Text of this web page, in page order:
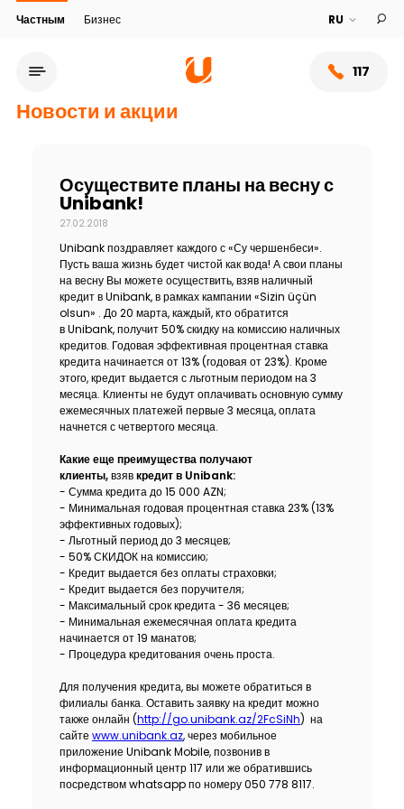
Частным Бизнес
117
Сеть обслуживания
О банке
Устойчивость
Кешбэк
Тарифы
Кадровые ресурсы
Связь с банком
F.A.Q
Новости и акции
Осуществите планы на весну с
Unibank!
27.02.2018
Unibank поздравляет каждого с «Су чершенбеси».
Пусть ваша жизнь будет чистой как вода! А свои планы
на весну Вы можете осуществить, взяв наличный
кредит в Unibank, в рамках кампании «Sizin üçün
olsun» . До 20 марта, каждый, кто обратится
в Unibank, получит 50% скидку на комиссию наличных
кредитов. Годовая эффективная процентная ставка
кредита начинается от 13% (годовая от 23%). Кроме
этого, кредит выдается с льготным периодом на 3
месяца. Клиенты не будут оплачивать основную сумму
ежемесячных платежей первые 3 месяца, оплата
начнется с четвертого месяца.
Какие еще преимущества получают
клиенты,взявкредит в Unibank:
- Сумма кредита до 15 000 AZN;
- Минимальная годовая процентная ставка 23% (13%
эффективных годовых);
- Льготный период до 3 месяцев;
- 50% СКИДОК на комиссию;
- Кредит выдается без оплаты страховки;
- Кредит выдается без поручителя;
- Максимальный срок кредита - 36 месяцев;
- Минимальная ежемесячная оплата кредита
начинается от 19 манатов;
- Процедура кредитования очень проста.
Для получения кредита, вы можете обратиться в
филиалы банка. Оставить заявку на кредит можно
также онлайн (http://go.unibank.az/2FcSiNh) на
сайте www.unibank.az, через мобильное
приложение Unibank Mobile, позвонив в
информационный центр 117 или же обратившись
посредством whatsapp по номеру 050 778 8117.